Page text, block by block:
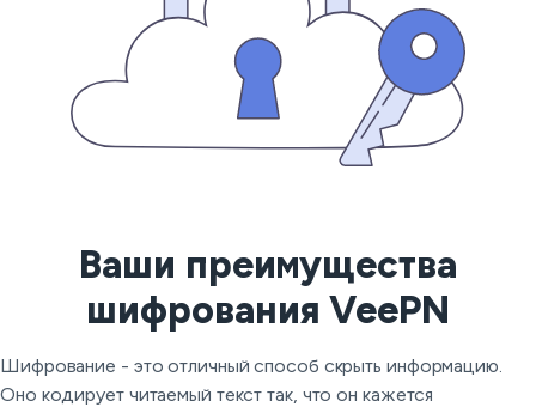
Ваши преимущества
шифрования VeePN
Шифрование - это отличный способ скрыть информацию.
Оно кодирует читаемый текст так, что он кажется